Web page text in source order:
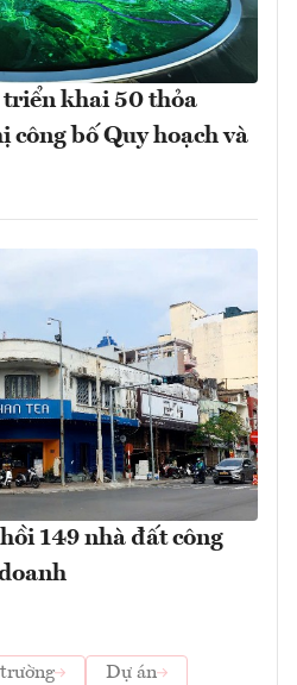
khai 50 thỏa
công bố Quy hoạch và
149 nhà đất công
Dự án